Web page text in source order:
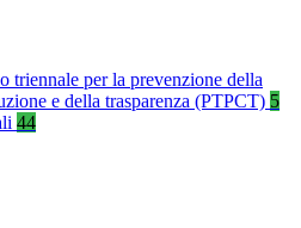
triennale per la prevenzione della
e della trasparenza (PTPCT) 5
44